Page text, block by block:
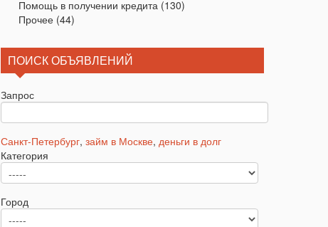
Помощь в получении кредита(130)
Прочее(44)
ПОИСК ОБЪЯВЛЕНИЙ
Запрос
Санкт-Петербург, займ в Москве, деньги в долг
Категория
Город